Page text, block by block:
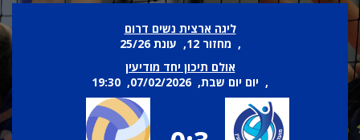
ליגה ארצית נשים דרום
, מחזור 12, עונת 25/26
אולם תיכון יחד מודיעין
, יום יום שבת, 07/02/2026, 19:30